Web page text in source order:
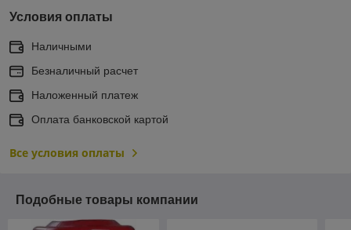
Условия оплаты
Наличными
Безналичный расчет
Наложенный платеж
Оплата банковской картой
Все условия оплаты
Подобные товары компании